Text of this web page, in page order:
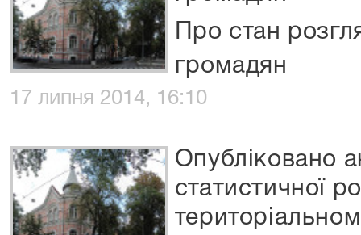
Про стан
громадян
17 липня 2014, 16:10
Опубліковано
статистичної